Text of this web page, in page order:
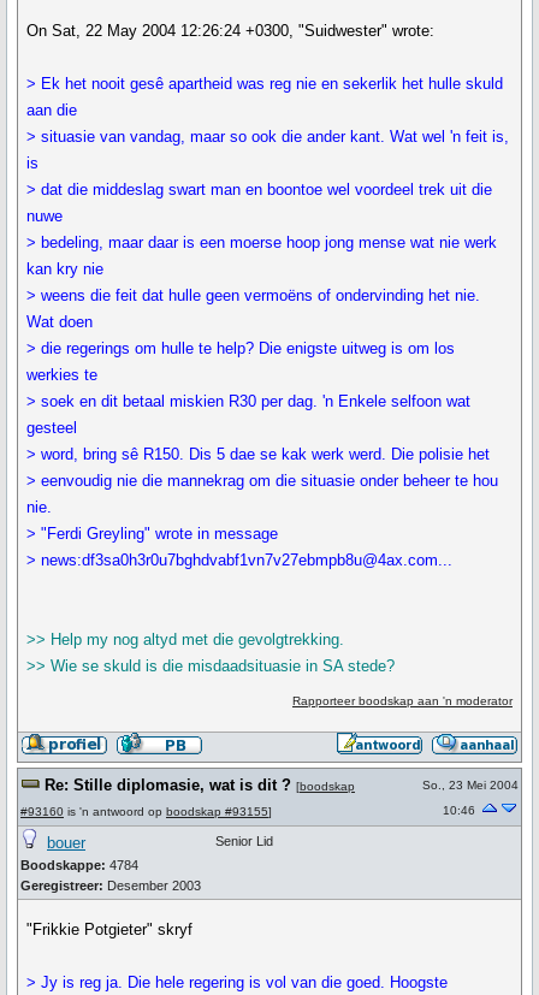
On Sat, 22 May 2004 12:26:24 +0300, "Suidwester" wrote:
> Ek het nooit gesê apartheid was reg nie en sekerlik het hulle skuld
aan die
> situasie van vandag, maar so ook die ander kant. Wat wel 'n feit is,
is
> dat die middeslag swart man en boontoe wel voordeel trek uit die
nuwe
> bedeling, maar daar is een moerse hoop jong mense wat nie werk
kan kry nie
> weens die feit dat hulle geen vermoëns of ondervinding het nie.
Wat doen
> die regerings om hulle te help? Die enigste uitweg is om los
werkies te
> soek en dit betaal miskien R30 per dag. 'n Enkele selfoon wat
gesteel
> word, bring sê R150. Dis 5 dae se kak werk werd. Die polisie het
> eenvoudig nie die mannekrag om die situasie onder beheer te hou
nie.
> "Ferdi Greyling" wrote in message
> news:df3sa0h3r0u7bghdvabf1vn7v27ebmpb8u@4ax.com...
>> Help my nog altyd met die gevolgtrekking.
>> Wie se skuld is die misdaadsituasie in SA stede?
Rapporteer boodskap aan 'n moderator
Re: Stille diplomasie, wat is dit ? [boodskap
#93160 is 'n antwoord op boodskap #93155]
So., 23 Mei 2004
10:46
bouer
Boodskappe: 4784
Geregistreer: Desember 2003
Senior Lid
"Frikkie Potgieter" skryf
> Jy is reg ja. Die hele regering is vol van die goed. Hoogste